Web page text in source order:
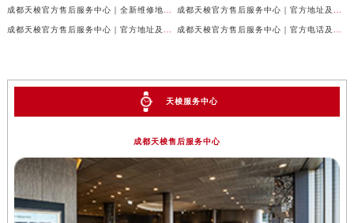
天梭服务中心
成都天梭售后服务中心